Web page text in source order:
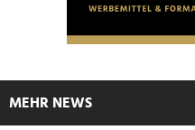
MEHR NEWS